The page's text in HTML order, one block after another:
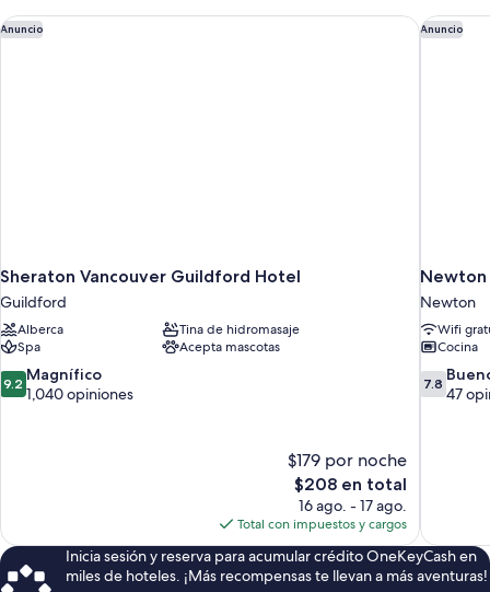
bed,
size
y
Anuncio
Sheraton Vancouver Guildford Hotel
Guildford
Alberca
Tina de hidromasaje
Spa
Acepta mascotas
9.2
de
9.2 Magnífico
1,040 opiniones
$179 por noche
El
precio
actual
es
de
$208
$208 en total
16 ago. - 17 ago.
Total con impuestos y cargos
Sheraton Vancouver Guildford Hotel Anuncio
Newton
Newton
Wifi
Cocina
7.8
de
7.8
47
Newton
Inicia sesión y reserva para acumular crédito OneKeyCash en
miles de hoteles. ¡Más recompensas te llevan a más aventuras!